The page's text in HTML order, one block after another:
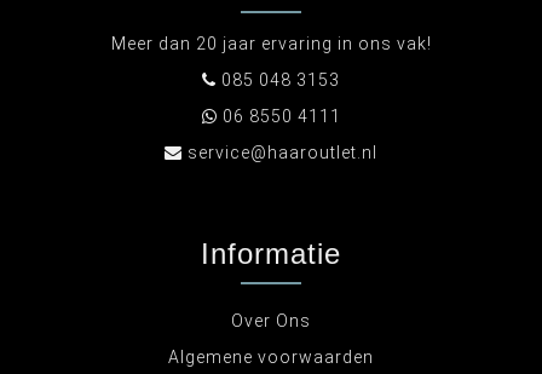
Meer dan 20 jaar ervaring in ons vak!
085 048 3153
06 8550 4111
service@haaroutlet.nl
Informatie
Over Ons
Algemene voorwaarden